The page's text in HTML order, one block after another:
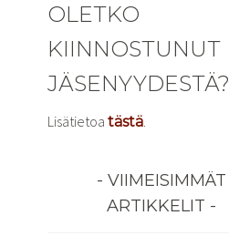
OLETKO
KIINNOSTUNUT
JÄSENYYDESTÄ?
Lisätietoa tästä
VIIMEISIMMÄT
ARTIKKELIT